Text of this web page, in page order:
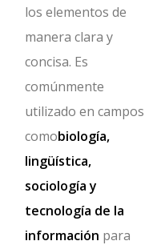
los elementos de
manera clara y
concisa. Es
comúnmente
utilizado en campos
comobiología,
lingüística,
sociología y
tecnología de la
información para